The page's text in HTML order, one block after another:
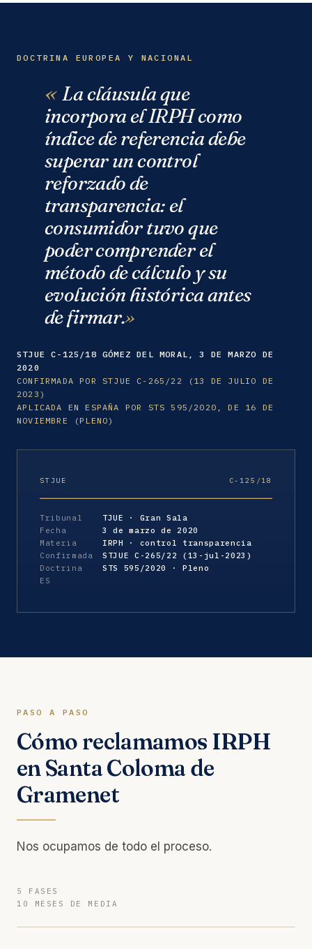
DOCTRINA EUROPEA Y NACIONAL
La cláusula que
incorpora el IRPH como
índice de referencia debe
superar un control
reforzado de
transparencia: el
consumidor tuvo que
poder comprender el
método de cálculo y su
evolución histórica antes
de firmar.
STJUE C-125/18 GÓMEZ DEL MORAL, 3 DE MARZO DE
2020
CONFIRMADA POR STJUE C-265/22 (13 DE JULIO DE
2023)
APLICADA EN ESPAÑA POR STS 595/2020, DE 16 DE
NOVIEMBRE (PLENO)
STJUE C-125/18
Tribunal
TJUE · Gran Sala
Fecha
3 de marzo de 2020
Materia
IRPH · control transparencia
Confirmada
STJUE C-265/22 (13-jul-2023)
Doctrina
ES
STS 595/2020 · Pleno
PASO A PASO
Cómo reclamamos IRPH
en Santa Coloma de
Gramenet
Nos ocupamos de todo el proceso.
5 FASES
10 MESES DE MEDIA